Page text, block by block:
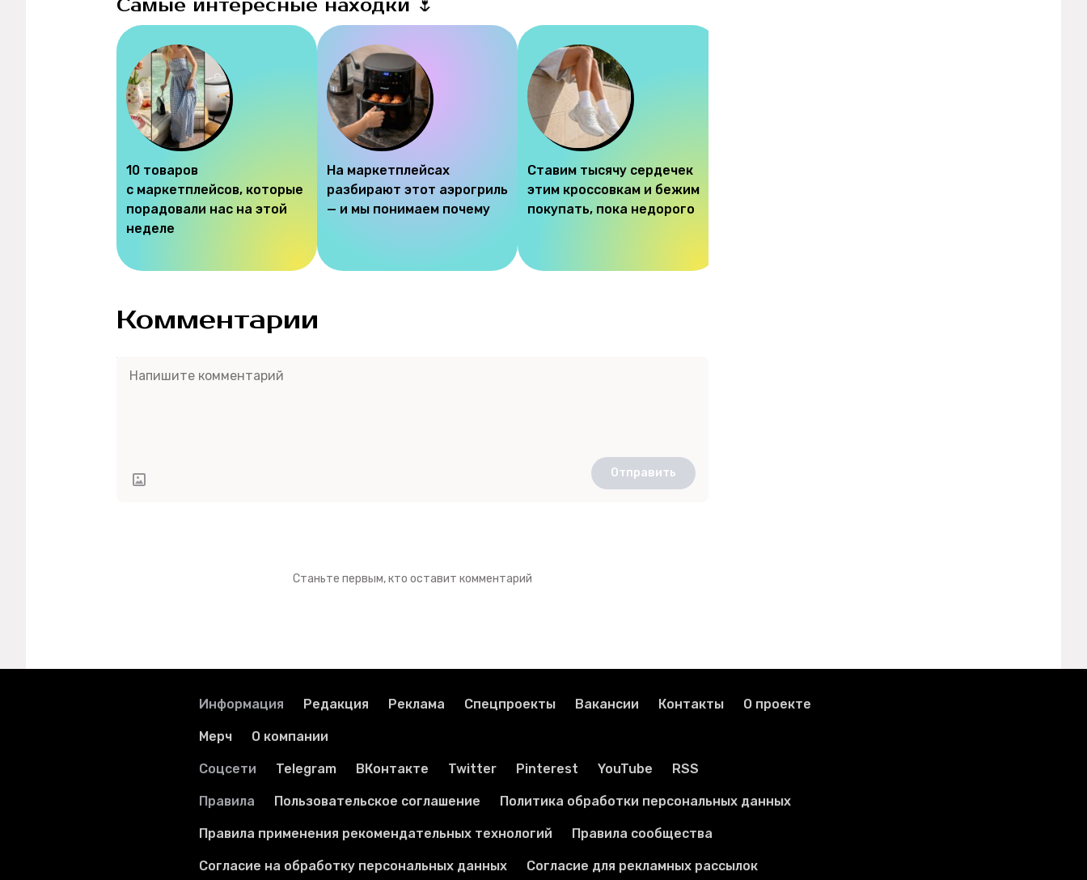
Самые интересные находки 🌷
10 товаров
с маркетплейсов, которые
порадовали нас на этой
неделе
На маркетплейсах
разбирают этот аэрогриль
— и мы понимаем почему
Ставим тысячу сердечек
этим кроссовкам и бежим
покупать, пока недорого
Комментарии
Отправить
Станьте первым, кто оставит комментарий
Информация Редакция Реклама Спецпроекты Вакансии Контакты О проекте
Мерч О компании
Соцсети Telegram ВКонтакте Twitter Pinterest YouTube RSS
Правила Пользовательское соглашение Политика обработки персональных данных
Правила применения рекомендательных технологий Правила сообщества
Согласие на обработку персональных данных Согласие для рекламных рассылок